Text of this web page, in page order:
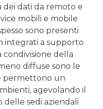
dei dati da remoto e
mobili e mobile
sono presenti
integrati a supporto
della
diffuse sono le
permettono un
agevolando il
delle sedi aziendali